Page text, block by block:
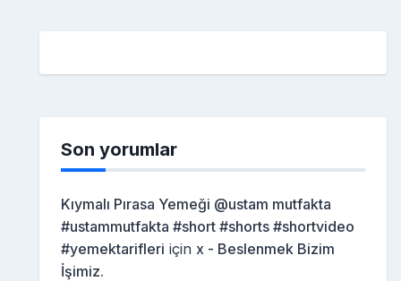
Son yorumlar
Kıymalı Pırasa Yemeği @ustam mutfakta
#ustammutfakta #short #shorts #shortvideo
#yemektarifleri için x - Beslenmek Bizim
İşimiz.